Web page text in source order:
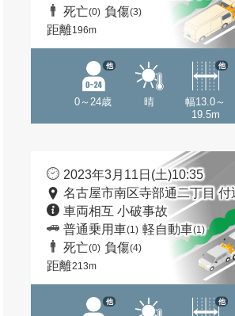
死亡(0) 負傷(3)
距離196m
0～24歳
他
晴
幅13.0～
19.5m
他
2023年3月11日(土)10:35
名古屋市南区寺部通二丁目 付
車両相互 小破事故
普通乗用車(1) 軽自動車(1)
死亡(0) 負傷(4)
距離213m
他 他